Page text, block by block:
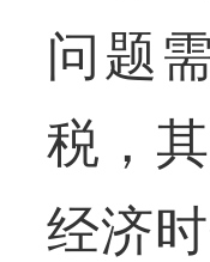
问题
税，
经济